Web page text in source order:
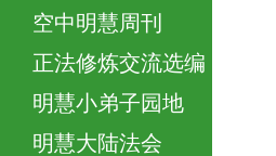
空中明慧周刊
正法修炼交流选编
明慧小弟子园地
明慧大陆法会